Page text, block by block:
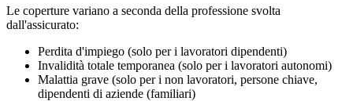
Le coperture variano a seconda della professione svolta
dall'assicurato:
Perdita d'impiego (solo per i lavoratori dipendenti)
Invalidità totale temporanea (solo per i lavoratori autonomi)
Malattia grave (solo per i non lavoratori, persone chiave,
dipendenti di aziende (familiari)